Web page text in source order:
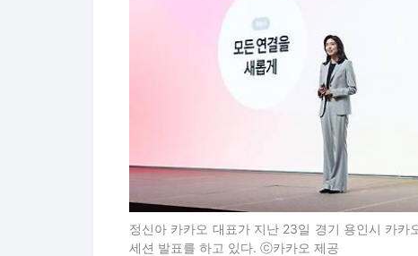
정신아 카카오 대표가 지난 23일 경기 용인시 카
세션 발표를 하고 있다. ⓒ카카오 제공